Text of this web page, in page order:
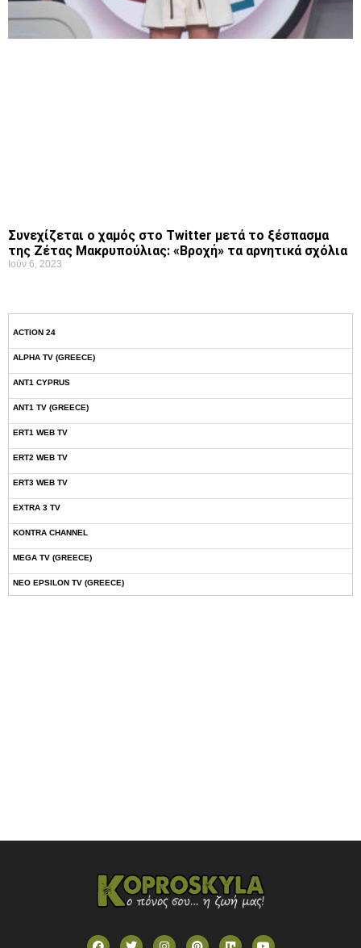
Συνεχίζεται ο χαμός στο Twitter μετά το ξέσπασμα
της Ζέτας Μακρυπούλιας: «Βροχή» τα αρνητικά σχόλια
Ιούν 6, 2023
ACTION 24
ALPHA TV (GREECE)
ANT1 CYPRUS
ANT1 TV (GREECE)
ERT1 WEB TV
ERT2 WEB TV
ERT3 WEB TV
EXTRA 3 TV
KONTRA CHANNEL
MEGA TV (GREECE)
NEO EPSILON TV (GREECE)